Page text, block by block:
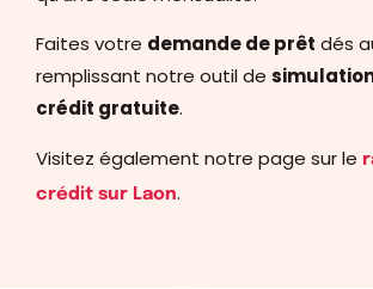
Faites votre demande de prêt dés
remplissant notre outil de
crédit gratuite.
Visitez également notre page sur le
crédit sur Laon.